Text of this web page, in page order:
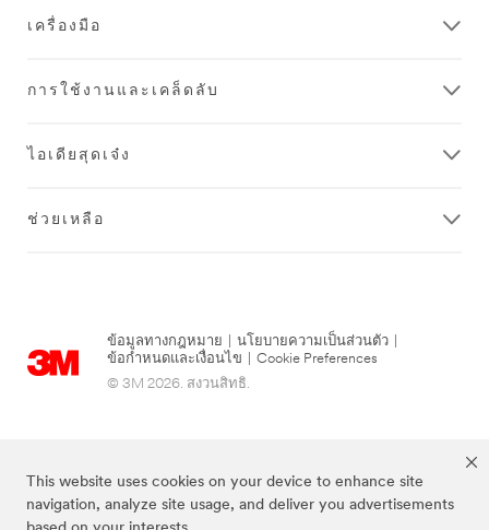
This website uses cookies on your device to enhance site
navigation, analyze site usage, and deliver you advertisements
เครื่องมือ
การใช้งานและเคล็ดลับ
ไอเดียสุดเจ๋ง
ช่วยเหลือ
ข้อมูลทางกฎหมาย นโยบายความเป็นส่วนตัว
ข้อกำหนดและเงื่อนไข
Cookie Preferences
© 3M 2026. สงวนสิทธิ.